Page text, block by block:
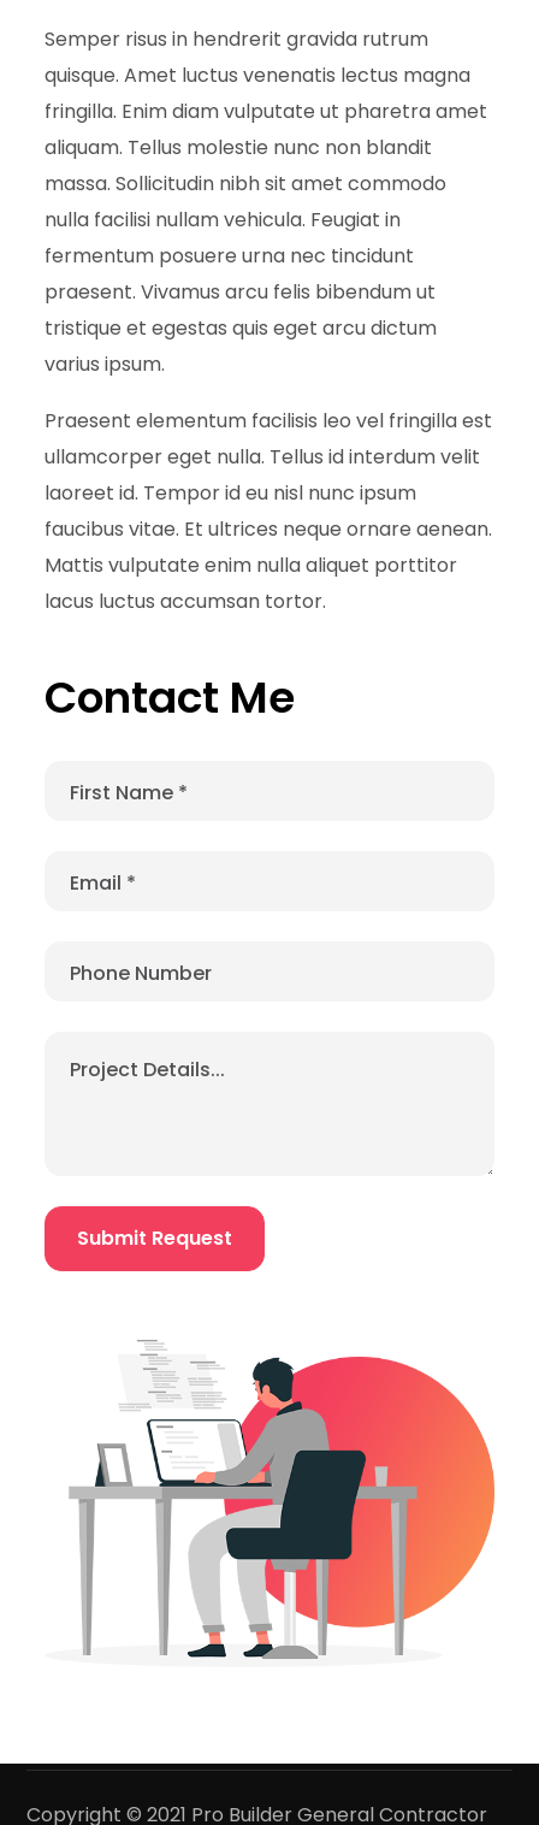
Semper risus in hendrerit gravida rutrum
quisque. Amet luctus venenatis lectus magna
fringilla. Enim diam vulputate ut pharetra amet
aliquam. Tellus molestie nunc non blandit
massa. Sollicitudin nibh sit amet commodo
nulla facilisi nullam vehicula. Feugiat in
fermentum posuere urna nec tincidunt
praesent. Vivamus arcu felis bibendum ut
tristique et egestas quis eget arcu dictum
varius ipsum.
Praesent elementum facilisis leo vel fringilla est
ullamcorper eget nulla. Tellus id interdum velit
laoreet id. Tempor id eu nisl nunc ipsum
faucibus vitae. Et ultrices neque ornare aenean.
Mattis vulputate enim nulla aliquet porttitor
lacus luctus accumsan tortor.
Contact Me
Copyright © 2021 Pro Builder General Contractor